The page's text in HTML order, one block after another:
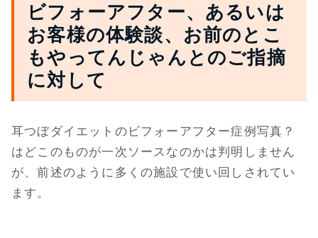
ビフォーアフター、あるいは
お客様の体験談、お前のとこ
もやってんじゃんとのご指摘
に対して
耳つぼダイエットのビフォーアフター症例写真？
はどこのものが一次ソースなのかは判明しません
が、前述のように多くの施設で使い回しされてい
ます。